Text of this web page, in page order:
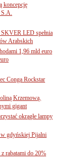
koncepcję
S.A.
LED spełnia
Arabskich
1,96 mld euro
Conga Rockstar
Krzemową.
gigant
okrągłe lampy
w gdyńskiej Pijalni
rabatami do 20%